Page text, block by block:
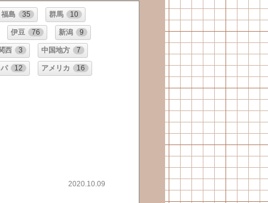
福島 35 群馬 10
伊豆 76 新潟 9
西 3 中国地方 7
12 アメリカ 16
2020.10.09